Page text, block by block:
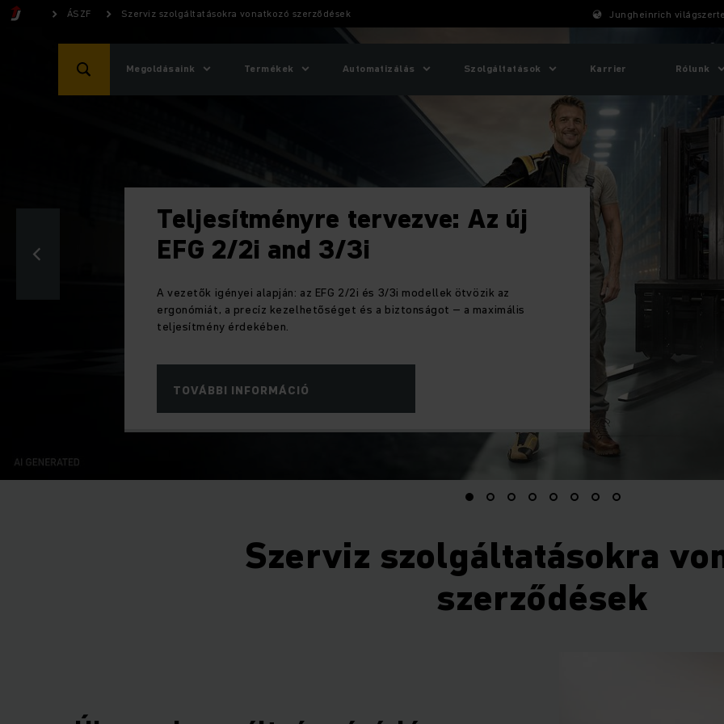
ÁSZF Szerviz szolgáltatásokra vonatkozó szerződések Jungheinrich világszerte
Megoldásaink Termékek Automatizálás Szolgáltatások Karrier Rólunk
tervezve: Az új
3/3i
az EFG 2/2i és 3/3i modellek ötvözik az
és a biztonságot – a maximális
Szerviz szolgáltatásokra
szerződések